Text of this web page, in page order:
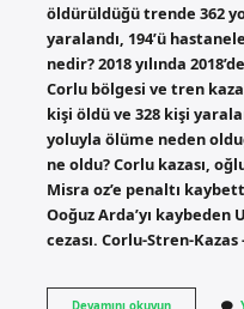
öldürüldüğü trende 362
yaralandı, 194’ü
nedir? 2018 yılında
Corlu bölgesi ve tren
kişi öldü ve 328 kişi
yoluyla ölüme neden
ne oldu? Corlu kazası,
Misra oz’e penaltı
Ooğuz Arda’yı kaybeden
cezası. Corlu-Stren-
Devamını okuyunÇorlu